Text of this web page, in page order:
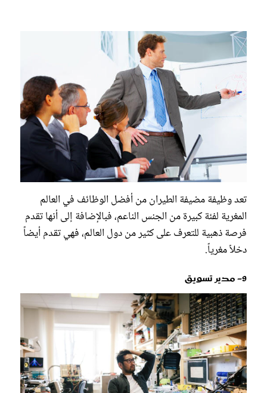
تعد وظيفة مضيفة الطيران من أفضل الوظائف في العالم
المغرية لفئة كبيرة من الجنس الناعم، فبالإضافة إلى أنها تقدم
فرصة ذهبية للتعرف على كثير من دول العالم، فهي تقدم أيضاً
دخلاً مغرياً.
9- مدير تسويق